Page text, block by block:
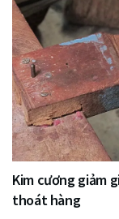
Kim cương giảm
thoát hàng